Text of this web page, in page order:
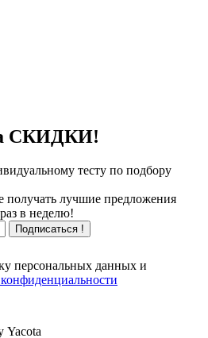
СКИДКИ!
тесту по подбору
получать лучшие предложения
в неделю!
Подписаться !
персональных данных и
Yacota